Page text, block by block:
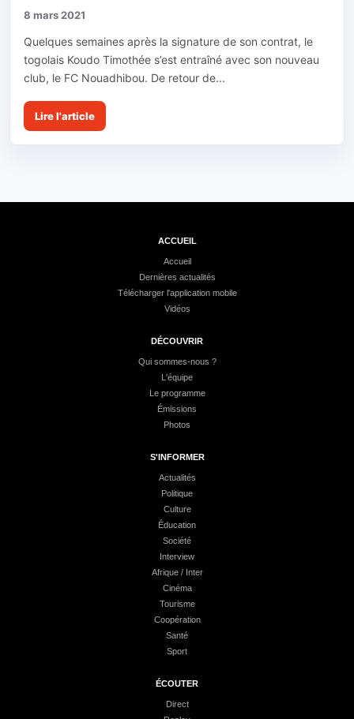
8 mars 2021
Quelques semaines après la signature de son contrat, le
togolais Koudo Timothée s’est entraîné avec son nouveau
club, le FC Nouadhibou. De retour de...
Lire l'article
ACCUEIL
Accueil
Dernières actualités
Télécharger l'application mobile
Vidéos
DÉCOUVRIR
Qui sommes-nous ?
L'équipe
Le programme
Émissions
Photos
S'INFORMER
Actualités
Politique
Culture
Éducation
Société
Interview
Afrique / Inter
Cinéma
Tourisme
Coopération
Santé
Sport
ÉCOUTER
Direct